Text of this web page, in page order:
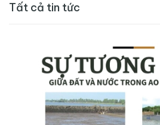
Tất cả tin tức